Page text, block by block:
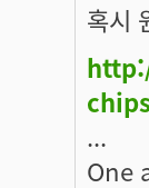
혹시
...
One